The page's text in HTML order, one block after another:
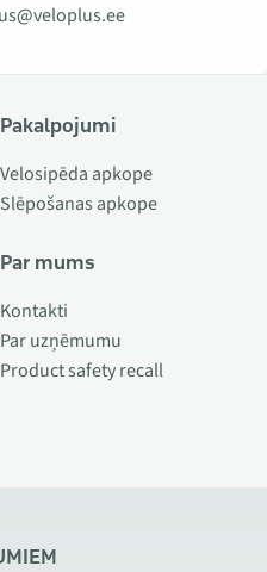
Pakalpojumi
Velosipēda apkope
Slēpošanas apkope
Par mums
Kontakti
Par uzņēmumu
Product safety recall